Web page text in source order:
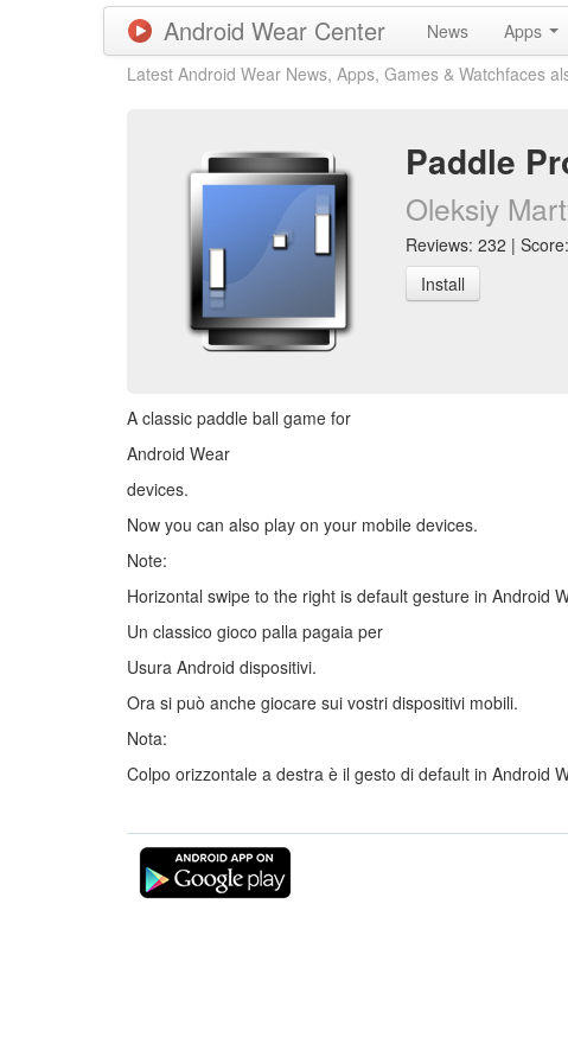
Android Wear Center News Apps
Latest Android Wear News, Apps, Games & Watchfaces
Paddle
Oleksiy
Reviews: 232 |
Install
A classic paddle ball game for
Android Wear
devices.
Now you can also play on your mobile devices.
Note:
Horizontal swipe to the right is default gesture in Android
Un classico gioco palla pagaia per
Usura Android dispositivi.
Ora si può anche giocare sui vostri dispositivi mobili.
Nota:
Colpo orizzontale a destra è il gesto di default in Android